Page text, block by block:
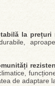
la prețuri
de adaptare